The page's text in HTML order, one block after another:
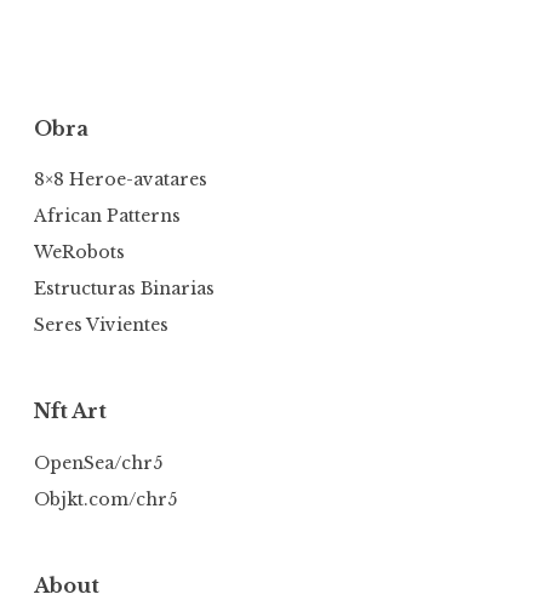
Obra
8×8 Heroe-avatares
African Patterns
WeRobots
Estructuras Binarias
Seres Vivientes
Nft Art
OpenSea/chr5
Objkt.com/chr5
About